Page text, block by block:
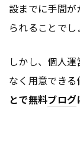
設までに手間
られることでし
しかし、個人
なく用意でき
とで無料ブログ